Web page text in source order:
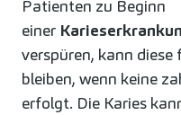
Patienten zu Beginn
einer
verspüren, kann
bleiben, wenn keine
erfolgt. Die Karies